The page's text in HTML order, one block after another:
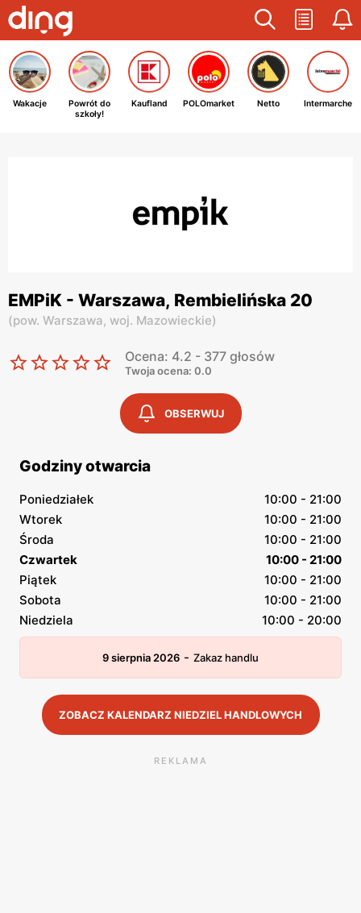
Wakacje
Powrót do
szkoły!
Kaufland POLOmarket Netto Intermarche
EMPiK - Warszawa, Rembielińska 20
(pow. Warszawa, woj. Mazowieckie)
Ocena: 4.2 - 377 głosów
Twoja ocena: 0.0
OBSERWUJ
Godziny otwarcia
Poniedziałek
10:00 - 21:00
Wtorek
10:00 - 21:00
Środa
10:00 - 21:00
Czwartek
10:00 - 21:00
Piątek
10:00 - 21:00
Sobota
10:00 - 21:00
Niedziela
10:00 - 20:00
9 sierpnia 2026 - Zakaz handlu
ZOBACZ KALENDARZ NIEDZIEL HANDLOWYCH
REKLAMA